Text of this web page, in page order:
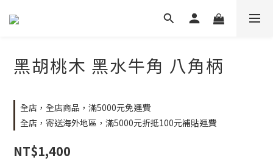
黑胡桃木 黑水牛角 八角柄
全店，全店商品，滿5000元免運費
全店，寄送海外地區，滿5000元折抵100元補貼運費
NT$1,400